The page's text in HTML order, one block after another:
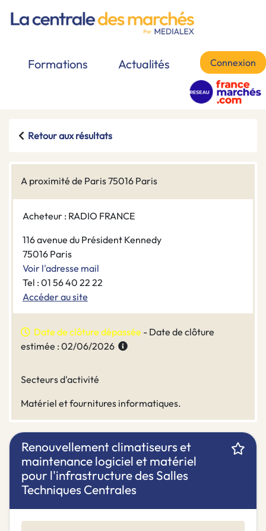
Formations Actualités Connexion
Retour aux résultats
A proximité de Paris 75016 Paris
Acheteur : RADIO FRANCE
116 avenue du Président Kennedy
75016 Paris
Voir l'adresse mail
Tel : 01 56 40 22 22
Accéder au site
Date de clôture dépassée - Date de clôture
estimée : 02/06/2026
Secteurs d'activité
Matériel et fournitures informatiques.
Renouvellement climatiseurs et
maintenance logiciel et matériel
pour l'infrastructure des Salles
Techniques Centrales